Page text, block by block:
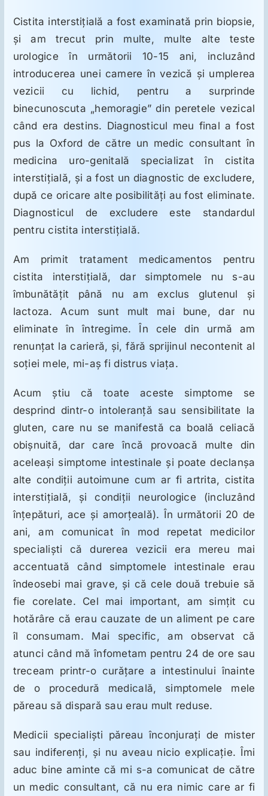
Cistita interstiţială a fost examinată prin biopsie,
şi am trecut prin multe, multe alte teste
urologice în următorii 10-15 ani, incluzând
introducerea unei camere în vezică şi umplerea
vezicii cu lichid, pentru a surprinde
binecunoscuta „hemoragie” din peretele vezical
când era destins. Diagnosticul meu final a fost
pus la Oxford de către un medic consultant în
medicina uro-genitală specializat în cistita
interstiţială, şi a fost un diagnostic de excludere,
după ce oricare alte posibilităţi au fost eliminate.
Diagnosticul de excludere este standardul
pentru cistita interstiţială.
Am primit tratament medicamentos pentru
cistita interstiţială, dar simptomele nu s-au
îmbunătăţit până nu am exclus glutenul şi
lactoza. Acum sunt mult mai bune, dar nu
eliminate în întregime. În cele din urmă am
renunţat la carieră, şi, fără sprijinul necontenit al
soţiei mele, mi-aş fi distrus viaţa.
Acum ştiu că toate aceste simptome se
desprind dintr-o intoleranţă sau sensibilitate la
gluten, care nu se manifestă ca boală celiacă
obişnuită, dar care încă provoacă multe din
aceleaşi simptome intestinale şi poate declanşa
alte condiţii autoimune cum ar fi artrita, cistita
interstiţială, şi condiţii neurologice (incluzând
înţepături, ace şi amorţeală). În următorii 20 de
ani, am comunicat în mod repetat medicilor
specialişti că durerea vezicii era mereu mai
accentuată când simptomele intestinale erau
îndeosebi mai grave, şi că cele două trebuie să
fie corelate. Cel mai important, am simţit cu
hotărâre că erau cauzate de un aliment pe care
îl consumam. Mai specific, am observat că
atunci când mă înfometam pentru 24 de ore sau
treceam printr-o curăţare a intestinului înainte
de o procedură medicală, simptomele mele
păreau să dispară sau erau mult reduse.
Medicii specialişti păreau înconjuraţi de mister
sau indiferenţi, şi nu aveau nicio explicaţie. Îmi
aduc bine aminte că mi s-a comunicat de către
un medic consultant, că nu era nimic care ar fi